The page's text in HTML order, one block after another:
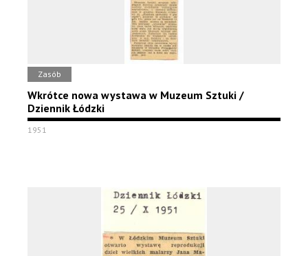
Zasób
Wkrótce nowa wystawa w Muzeum Sztuki /
Dziennik Łódzki
1951